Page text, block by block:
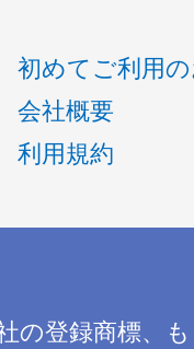
初めてご利用
会社概要
利用規約
登録商標、も